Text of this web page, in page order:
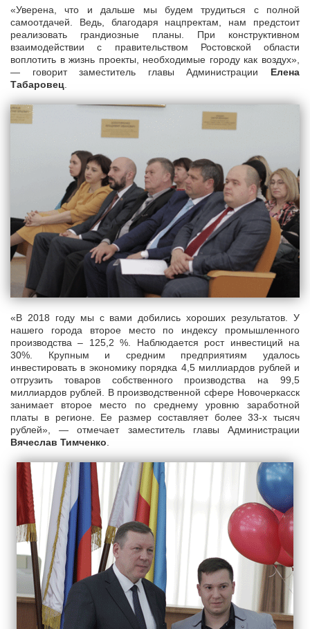
«Уверена, что и дальше мы будем трудиться с полной
самоотдачей. Ведь, благодаря нацпректам, нам предстоит
реализовать грандиозные планы. При конструктивном
взаимодействии с правительством Ростовской области
воплотить в жизнь проекты, необходимые городу как воздух»,
— говорит заместитель главы Администрации Елена
Табаровец.
«В 2018 году мы с вами добились хороших результатов. У
нашего города второе место по индексу промышленного
производства – 125,2 %. Наблюдается рост инвестиций на
30%. Крупным и средним предприятиям удалось
инвестировать в экономику порядка 4,5 миллиардов рублей и
отгрузить товаров собственного производства на 99,5
миллиардов рублей. В производственной сфере Новочеркасск
занимает второе место по среднему уровню заработной
платы в регионе. Ее размер составляет более 33-х тысяч
рублей», — отмечает заместитель главы Администрации
Вячеслав Тимченко